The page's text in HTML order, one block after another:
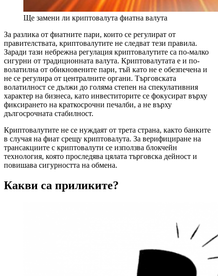
Ще замени ли криптовалута фиатна валута
За разлика от фиатните пари, които се регулират от
правителствата, криптовалутите не следват тези правила.
Заради тази небрежна регулация криптовалутите са по-малко
сигурни от традиционната валута. Криптовалутата е и по-
волатилна от обикновените пари, тъй като не е обезпечена и
не се регулира от централните органи. Търговската
волатилност се дължи до голяма степен на спекулативния
характер на бизнеса, като инвеститорите се фокусират върху
фиксирането на краткосрочни печалби, а не върху
дългосрочната стабилност.
Криптовалутите не се нуждаят от трета страна, както банките
в случая на фиат срещу криптовалута. За верифициране на
трансакциите с криптовалути се използва блокчейн
технология, която проследява цялата търговска дейност и
повишава сигурността на обмена.
Какви са приликите?